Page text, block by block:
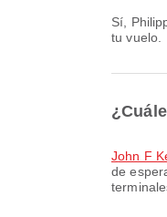
Sí, Philippine Airlines ofrece facturación online para vuelos de New York a Manila. Puedes hacer el check-in a través del sitio web o la aplicación de la aerolínea antes de
tu vuelo.
John F
de